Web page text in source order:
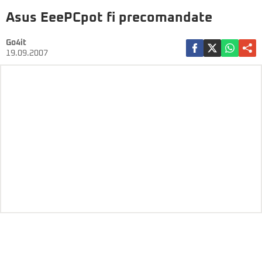
Asus EeePCpot fi precomandate
Go4it
19.09.2007